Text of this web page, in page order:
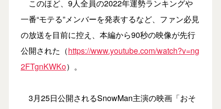
このほど、9⼈全員の2022年運勢ランキングや
⼀番“モテる”メンバーを発表するなど、ファン必⾒
の放送を目前に控え、本編から90秒の映像が先⾏
公開された（https://www.youtube.com/watch?v=ng
2FTgnKWKo）。
3月25日公開されるSnowMan主演の映画「おそ